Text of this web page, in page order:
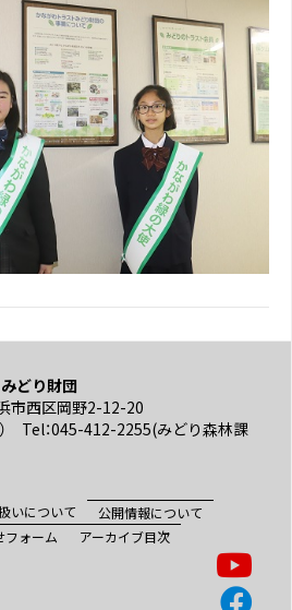
どり財団
市西区岡野2-12-20
Tel：045-412-2255(みどり森林課
いについて
公開情報について
フォーム
アーカイブ目次